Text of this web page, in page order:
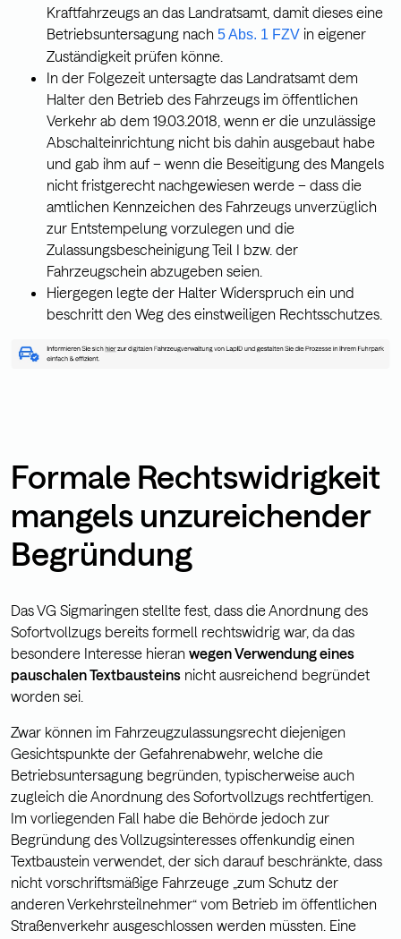
Kraftfahrzeugs an das Landratsamt, damit dieses eine
Betriebsuntersagung nach 5 Abs. 1 FZV in eigener
Zuständigkeit prüfen könne.
In der Folgezeit untersagte das Landratsamt dem
Halter den Betrieb des Fahrzeugs im öffentlichen
Verkehr ab dem 19.03.2018, wenn er die unzulässige
Abschalteinrichtung nicht bis dahin ausgebaut habe
und gab ihm auf – wenn die Beseitigung des Mangels
nicht fristgerecht nachgewiesen werde – dass die
amtlichen Kennzeichen des Fahrzeugs unverzüglich
zur Entstempelung vorzulegen und die
Zulassungsbescheinigung Teil I bzw. der
Fahrzeugschein abzugeben seien.
Hiergegen legte der Halter Widerspruch ein und
beschritt den Weg des einstweiligen Rechtsschutzes.
Formale Rechtswidrigkeit
mangels unzureichender
Begründung
Das VG Sigmaringen stellte fest, dass die Anordnung des
Sofortvollzugs bereits formell rechtswidrig war, da das
besondere Interesse hieran wegen Verwendung eines
pauschalen Textbausteins nicht ausreichend begründet
worden sei.
Zwar können im Fahrzeugzulassungsrecht diejenigen
Gesichtspunkte der Gefahrenabwehr, welche die
Betriebsuntersagung begründen, typischerweise auch
zugleich die Anordnung des Sofortvollzugs rechtfertigen.
Im vorliegenden Fall habe die Behörde jedoch zur
Begründung des Vollzugsinteresses offenkundig einen
Textbaustein verwendet, der sich darauf beschränkte, dass
nicht vorschriftsmäßige Fahrzeuge „zum Schutz der
anderen Verkehrsteilnehmer“ vom Betrieb im öffentlichen
Straßenverkehr ausgeschlossen werden müssten. Eine